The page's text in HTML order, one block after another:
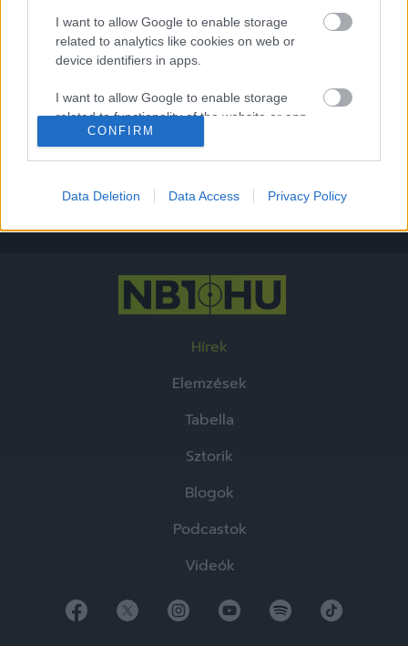
I want to allow Google to enable storage
related to analytics like cookies on web or
device identifiers in apps.
I want to allow Google to enable storage
related to functionality of the website or app.
related to security, including authentication
CONFIRM
Data Deletion Data Access Privacy Policy
Time
Megosztás:
Hírek
Elemzések
Tabella
Sztorik
Blogok
Podcastok
Videók